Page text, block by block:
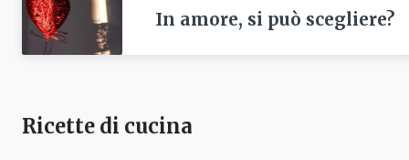
In amore, si può scegliere?
Ricette di cucina